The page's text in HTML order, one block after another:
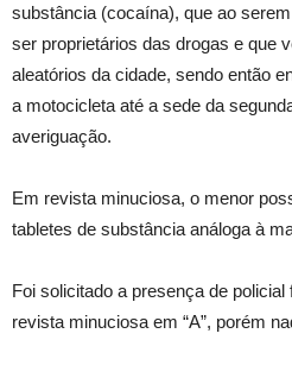
substância (cocaína), que ao
ser proprietários das drogas e que
aleatórios da cidade, sendo então
a motocicleta até a sede da
averiguação.
Em revista minuciosa, o menor
tabletes de substância análoga à
Foi solicitado a presença de policial
revista minuciosa em “A”, porém